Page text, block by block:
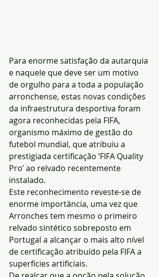
Para enorme satisfação da autarquia
e naquele que deve ser um motivo
de orgulho para a toda a população
arronchense, estas novas condições
da infraestrutura desportiva foram
agora reconhecidas pela FIFA,
organismo máximo de gestão do
futebol mundial, que atribuiu a
prestigiada certificação ‘FIFA Quality
Pro’ ao relvado recentemente
instalado.
Este reconhecimento reveste-se de
enorme importância, uma vez que
Arronches tem mesmo o primeiro
relvado sintético sobreposto em
Portugal a alcançar o mais alto nível
de certificação atribuído pela FIFA a
superfícies artificiais.